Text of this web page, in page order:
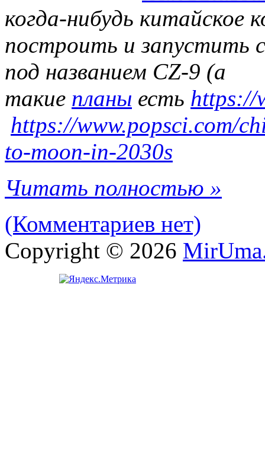
когда-нибудь китайское
построить и запустить
под названием CZ-9 (а
такие планы есть https://
https://www.popsci.com/
to-moon-in-2030s
Читать полностью »
(Комментариев нет)
Copyright © 2026